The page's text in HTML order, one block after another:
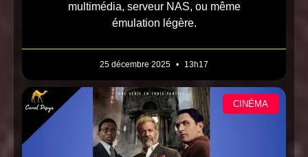
multimédia, serveur NAS, ou même
émulation légère.
25 décembre 2025 13h17
CINÉMA